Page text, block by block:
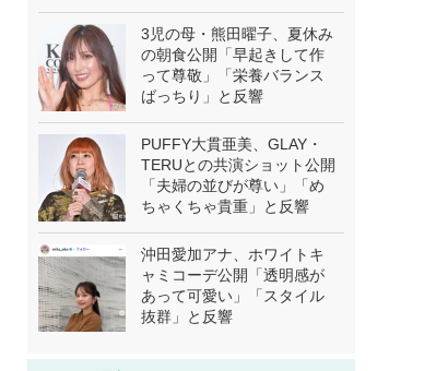
3児の母・熊田曜子、夏休み
の朝食公開「早起きして作
って尊敬」「栄養バランス
ばっちり」と反響
PUFFY大貫亜美、GLAY・
TERUとの共演ショット公開
「夫婦の並びが尊い」「め
ちゃくちゃ貴重」と反響
沖田愛加アナ、ホワイトキ
ャミコーデ公開「透明感が
あって可愛い」「スタイル
抜群」と反響